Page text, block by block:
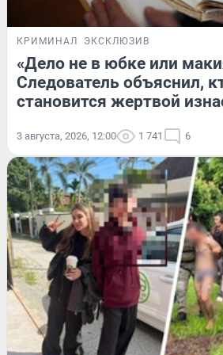
КРИМИНАЛ ЭКСКЛЮЗИВ
«Дело не в юбке или
Следователь объяснил,
становится жертвой
3 августа, 2026, 12:00 1 741 6